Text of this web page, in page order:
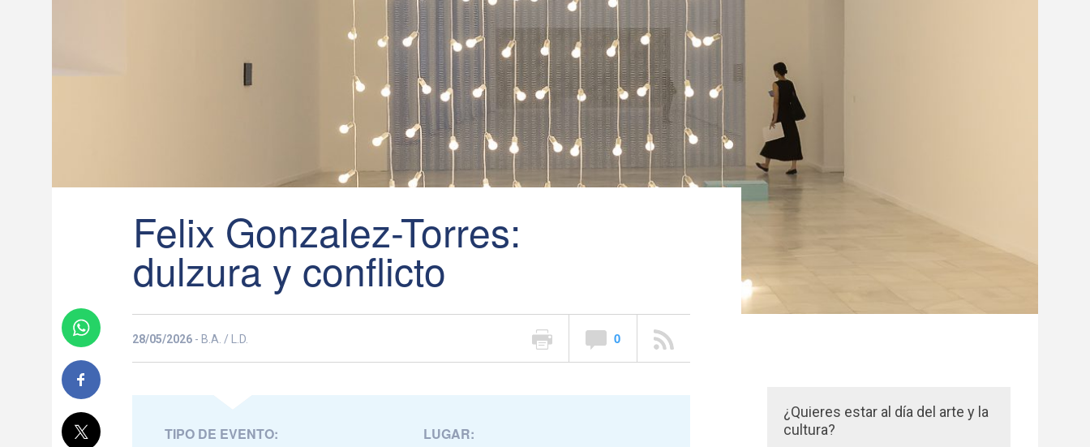
Felix Gonzalez-Torres:
dulzura y conflicto
28/05/2026 - B.A. / L.D. 0
TIPO DE EVENTO: LUGAR:
¿Quieres estar al día del arte y la
cultura?